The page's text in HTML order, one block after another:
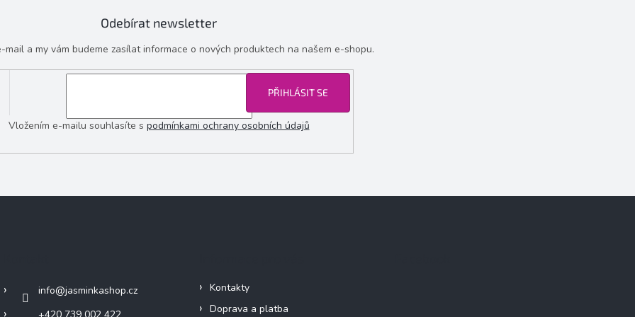
Odebírat newsletter
mail a my vám budeme zasílat informace o nových produktech na našem e-shopu.
Vložením e-mailu souhlasíte s podmínkami ochrany osobních údajů
PŘIHLÁSIT SE
info@jasminkashop.cz
Kontakty
Doprava a platba